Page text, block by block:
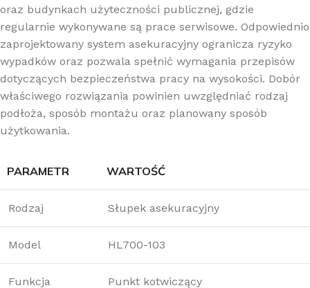
oraz budynkach użyteczności publicznej, gdzie
regularnie wykonywane są prace serwisowe. Odpowiednio
zaprojektowany system asekuracyjny ogranicza ryzyko
wypadków oraz pozwala spełnić wymagania przepisów
dotyczących bezpieczeństwa pracy na wysokości. Dobór
właściwego rozwiązania powinien uwzględniać rodzaj
podłoża, sposób montażu oraz planowany sposób
użytkowania.
PARAMETR WARTOŚĆ
Rodzaj Słupek asekuracyjny
Model HL700-103
Funkcja Punkt kotwiczący